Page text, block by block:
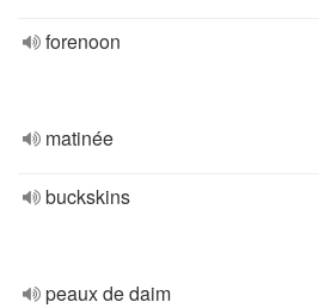
forenoon
matinée
buckskins
peaux de daim